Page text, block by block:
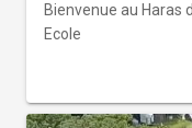
Bienvenue au Haras
Ecole